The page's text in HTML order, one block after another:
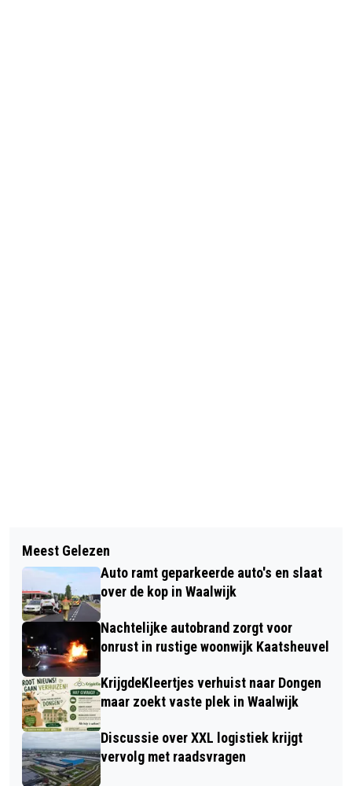
GLASVEZELCAMPAGNE VAN START IN
SPRANG-CAPELLE!
BURGEMEESTER BEZOEKT GETROFFEN
ONDERNEMERS CENTRUM WAALWIJK
Meest Gelezen
Auto ramt geparkeerde auto's en slaat
over de kop in Waalwijk
Nachtelijke autobrand zorgt voor
onrust in rustige woonwijk Kaatsheuvel
KrijgdeKleertjes verhuist naar Dongen
maar zoekt vaste plek in Waalwijk
Discussie over XXL logistiek krijgt
vervolg met raadsvragen